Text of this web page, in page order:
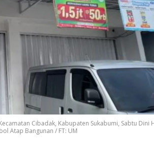
Cibadak, Kabupaten Sukabumi, Sabtu Dini
Atap Bangunan / FT: UM